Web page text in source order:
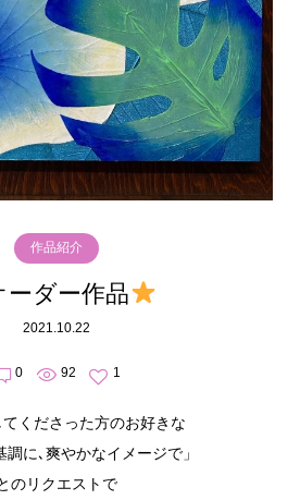
作品紹介
ーダー作品
2021.10.22
0 92 1
くださった方のお好きな
調に､爽やかなイメージで」
のリクエストで